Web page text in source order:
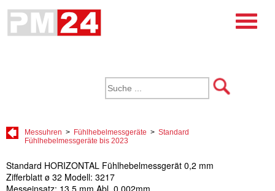
Messuhren > Fühlhebelmessgeräte > Standard
Fühlhebelmessgeräte bis 2023
Standard HORIZONTAL Fühlhebelmessgerät 0,2 mm
Zifferblatt ø 32 Modell: 3217